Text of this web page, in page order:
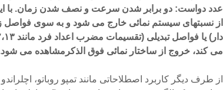
عدد دواست: دو برابر شدن سرعت و نصف شدن زمان. با
از نسبتهای سیستم نمائی خارج می شود و به سوی فواصل
می کند، خروج از ساختار نمائی فوق الذکرمشاهده می
از طرف دیگر کاربرد اصطلاحاتی مانند تمپو روباتو،